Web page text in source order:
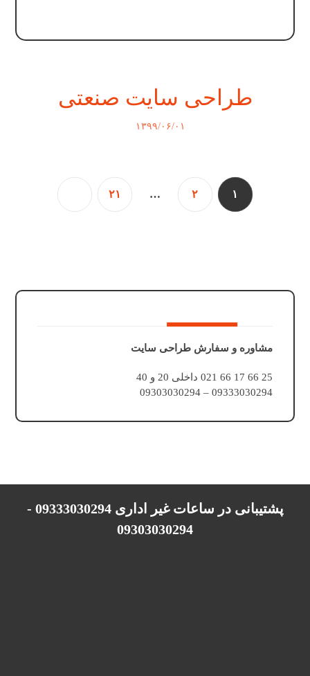
طراحی سایت صنعتی
۱۳۹۹/۰۶/۰۱
۱ ۲ … ۲۱
مشاوره و سفارش طراحی سایت
25 66 17 66 021 داخلی 20 و 40
09333030294 – 09303030294
پشتیبانی در ساعات غیر اداری 09333030294 -
09303030294